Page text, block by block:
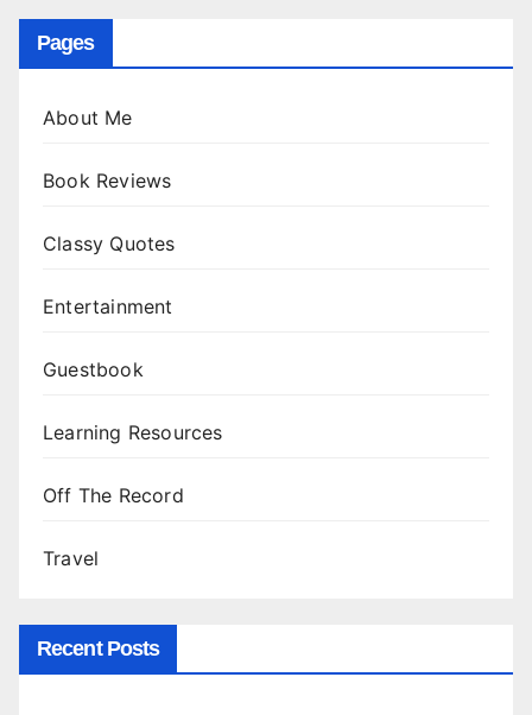
Pages
About Me
Book Reviews
Classy Quotes
Entertainment
Guestbook
Learning Resources
Off The Record
Travel
Recent Posts